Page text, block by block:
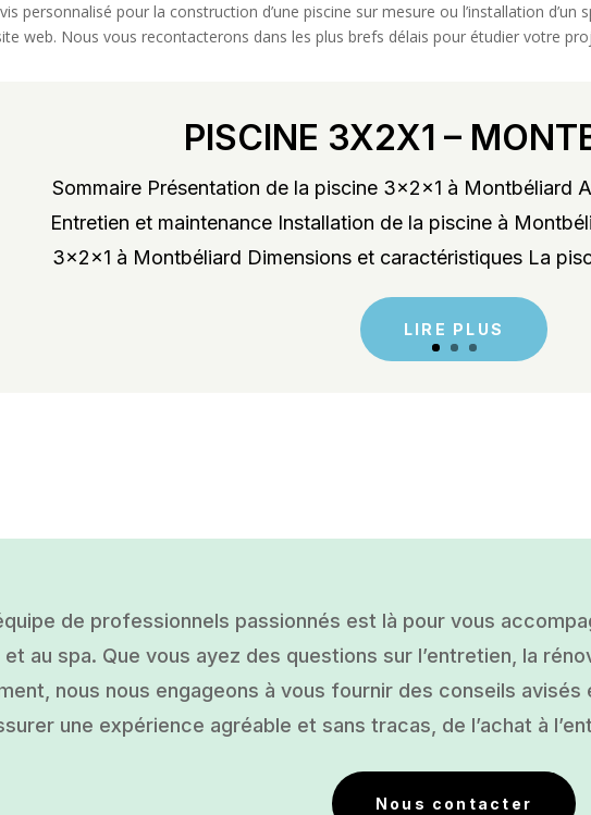
personnalisé pour la construction d’une piscine sur mesure ou l’installation
web. Nous vous recontacterons dans les plus brefs délais pour étudier votre
PISCINE 3X2X1 –
Sommaire Présentation de la piscine 3x2x1 à Montbéliard
Entretien et maintenance Installation de la piscine à
3x2x1 à Montbéliard Dimensions et caractéristiques La
LIRE PLUS
de professionnels passionnés est là pour vous
au spa. Que vous ayez des questions sur l’entretien, la
nous nous engageons à vous fournir des conseils
une expérience agréable et sans tracas, de l’achat à
Nous contacter